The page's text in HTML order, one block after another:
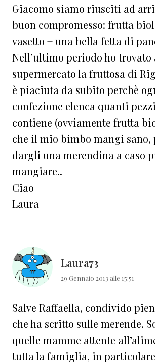
Giacomo siamo riusciti ad
buon compromesso: frutta
vasetto + una bella fetta di
Nell’ultimo periodo ho trovato
supermercato la fruttosa di
è piaciuta da subito perchè
confezione elenca quanti
contiene (ovviamente frutta
che il mio bimbo mangi sano,
dargli una merendina a caso
mangiare..
Ciao
Laura
Laura73
29 Gennaio 2013 alle 15:51
Salve Raffaella, condivido
che ha scritto sulle merende.
quelle mamme attente
tutta la famiglia, in